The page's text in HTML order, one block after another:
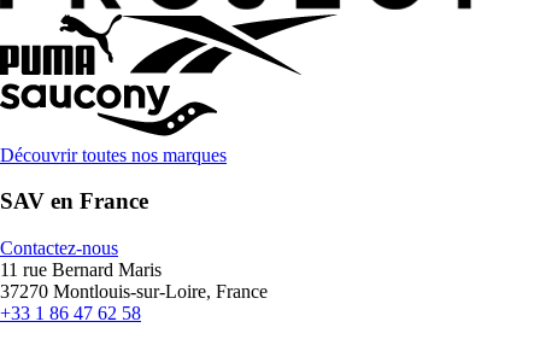
Découvrir toutes nos marques
SAV en France
Contactez-nous
11 rue Bernard Maris
37270 Montlouis-sur-Loire, France
+33 1 86 47 62 58